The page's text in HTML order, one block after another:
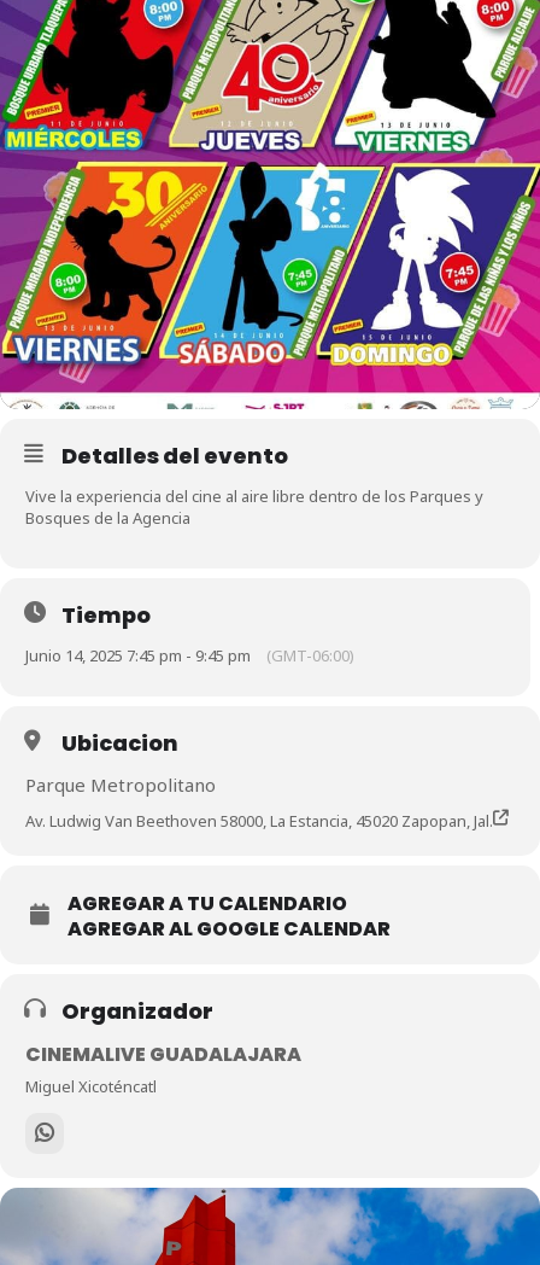
Detalles del evento
Vive la experiencia del cine al aire libre dentro de los Parques y
Bosques de la Agencia
Tiempo
Junio 14, 2025 7:45 pm - 9:45 pm (GMT-06:00)
Ubicacion
Parque Metropolitano
Av. Ludwig Van Beethoven 58000, La Estancia, 45020 Zapopan, Jal.
AGREGAR A TU CALENDARIO
AGREGAR AL GOOGLE CALENDAR
Organizador
CINEMALIVE GUADALAJARA
Miguel Xicoténcatl